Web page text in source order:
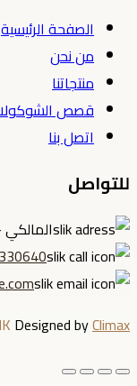
الصفحة الرئيسية
من نحن
منتجاتنا
قصص الشوكولا
اتصل بنا
للتواصل
011
Designed byClimax